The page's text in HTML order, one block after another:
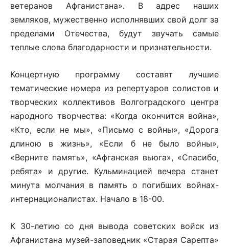
ветеранов Афганистана». В адрес наших
земляков, мужественно исполнявших свой долг за
пределами Отечества, будут звучать самые
теплые слова благодарности и признательности.
Концертную программу составят лучшие
тематические номера из репертуаров солистов и
творческих коллективов Волгоградского центра
народного творчества: «Когда окончится война»,
«Кто, если не мы», «Письмо с войны», «Дорога
длиною в жизнь», «Если б не было войны»,
«Верните память», «Афганская вьюга», «Спасибо,
ребята» и другие. Кульминацией вечера станет
минута молчания в память о погибших войнах-
интернационалистах. Начало в 18-00.
К 30-летию со дня вывода советских войск из
Афганистана музей-заповедник «Старая Сарепта»